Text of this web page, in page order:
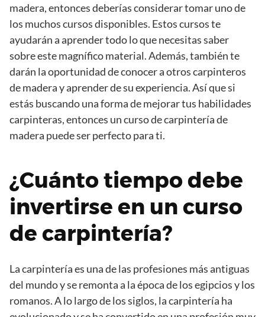
madera, entonces deberías considerar tomar uno de
los muchos cursos disponibles. Estos cursos te
ayudarán a aprender todo lo que necesitas saber
sobre este magnífico material. Además, también te
darán la oportunidad de conocer a otros carpinteros
de madera y aprender de su experiencia. Así que si
estás buscando una forma de mejorar tus habilidades
carpinteras, entonces un curso de carpintería de
madera puede ser perfecto para ti.
¿Cuánto tiempo debe
invertirse en un curso
de carpintería?
La carpintería es una de las profesiones más antiguas
del mundo y se remonta a la época de los egipcios y los
romanos. A lo largo de los siglos, la carpintería ha